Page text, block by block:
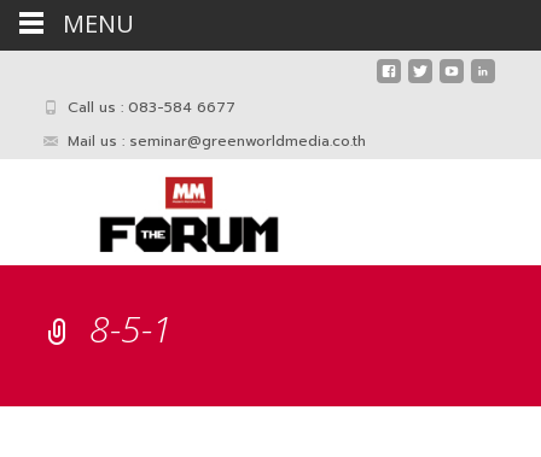
Call us : 083-584 6677
Mail us : seminar@greenworldmedia.co.th
8-5-1
MENU